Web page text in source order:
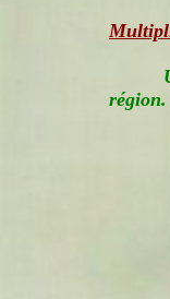
région.